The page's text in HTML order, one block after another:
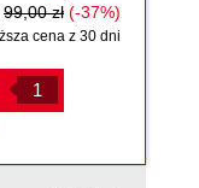
99,00 zł (-37%)
cena z 30 dni